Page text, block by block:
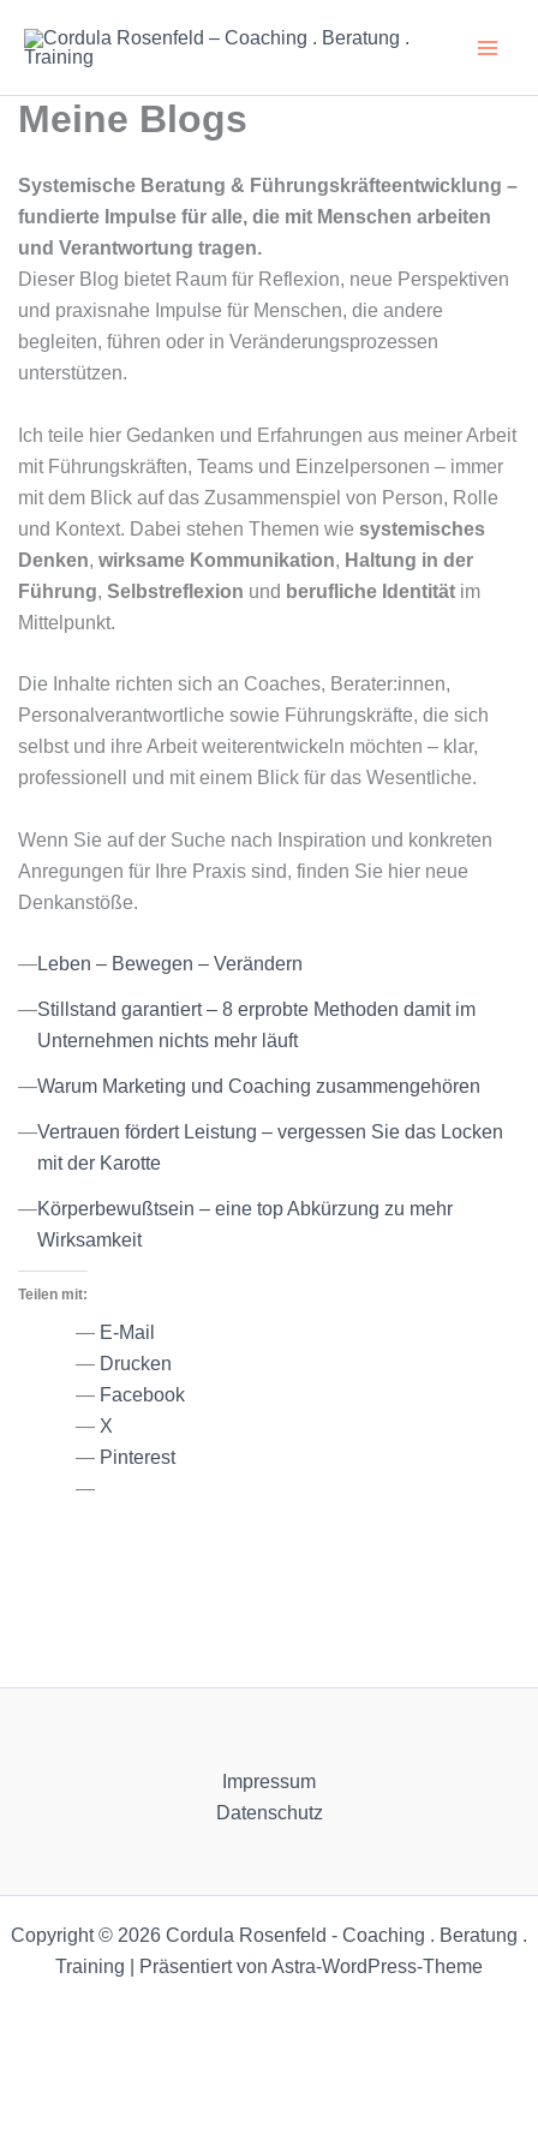
Inhalt
Meine Blogs
Systemische Beratung & Führungskräfteentwicklung –
fundierte Impulse für alle, die mit Menschen arbeiten
und Verantwortung tragen.
Dieser Blog bietet Raum für Reflexion, neue Perspektiven
und praxisnahe Impulse für Menschen, die andere
begleiten, führen oder in Veränderungsprozessen
unterstützen.
Ich teile hier Gedanken und Erfahrungen aus meiner Arbeit
mit Führungskräften, Teams und Einzelpersonen – immer
mit dem Blick auf das Zusammenspiel von Person, Rolle
und Kontext. Dabei stehen Themen wie systemisches
Denken, wirksame Kommunikation, Haltung in der
Führung, Selbstreflexion und berufliche Identität im
Mittelpunkt.
Die Inhalte richten sich an Coaches, Berater:innen,
Personalverantwortliche sowie Führungskräfte, die sich
selbst und ihre Arbeit weiterentwickeln möchten – klar,
professionell und mit einem Blick für das Wesentliche.
Wenn Sie auf der Suche nach Inspiration und konkreten
Anregungen für Ihre Praxis sind, finden Sie hier neue
Denkanstöße.
Leben – Bewegen – Verändern
Stillstand garantiert – 8 erprobte Methoden damit im
Unternehmen nichts mehr läuft
Warum Marketing und Coaching zusammengehören
Vertrauen fördert Leistung – vergessen Sie das Locken
mit der Karotte
Körperbewußtsein – eine top Abkürzung zu mehr
Wirksamkeit
Teilen mit:
E-Mail
Drucken
Facebook
X
Pinterest
Impressum
Datenschutz
Copyright © 2026 Cordula Rosenfeld - Coaching . Beratung .
Training | Präsentiert von Astra-WordPress-Theme